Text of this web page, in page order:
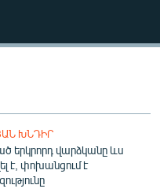
ԽՆԴԻՐ
երկրորդ վարձկանը ևս
է, փոխանցում է